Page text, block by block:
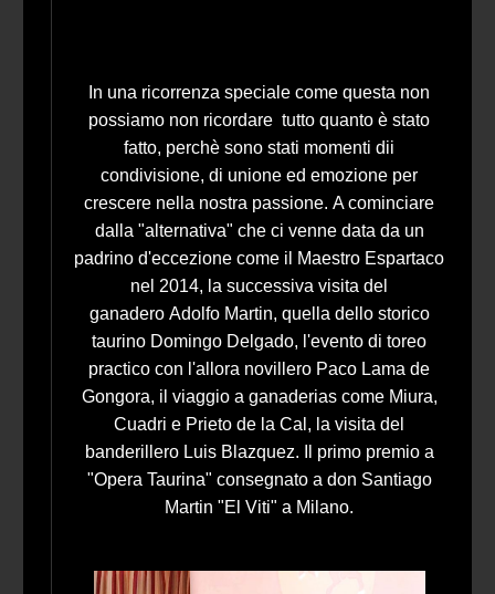
In una ricorrenza speciale come questa non
possiamo non ricordare tutto quanto è stato
fatto, perchè sono stati momenti dii
condivisione, di unione ed emozione per
crescere nella nostra passione. A cominciare
dalla "alternativa" che ci venne data da un
padrino d'eccezione come il Maestro Espartaco
nel 2014, la successiva visita del
ganadero Adolfo Martin, quella dello storico
taurino Domingo Delgado, l'evento di toreo
practico con l'allora novillero Paco Lama de
Gongora, il viaggio a ganaderias come Miura,
Cuadri e Prieto de la Cal, la visita del
banderillero Luis Blazquez. Il primo premio a
"Opera Taurina" consegnato a don Santiago
Martin "El Viti" a Milano.